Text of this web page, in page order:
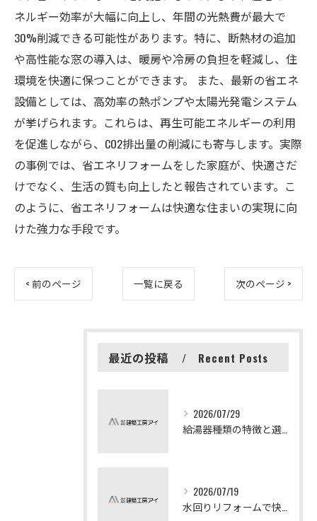
ネルギー効率が大幅に向上し、年間の光熱費が最大で
30%削減できる可能性があります。特に、断熱材の追加
や高性能な窓の導入は、暖房や冷房の負担を軽減し、住
環境を快適に保つことができます。 また、最新の省エネ
設備としては、高効率の熱ポンプや太陽光発電システム
が挙げられます。これらは、再生可能エネルギーの利用
を促進しながら、CO2排出量の削減にも寄与します。実際
の事例では、省エネリフォームをした家庭が、快適さだ
けでなく、生活の質も向上したと報告されています。こ
のように、省エネリフォームは快適な住まいの実現に向
けた強力な手段です。
< 前のページ 一覧に戻る 次のページ >
最近の投稿 Recent Posts
2026/07/29
2026/07/19